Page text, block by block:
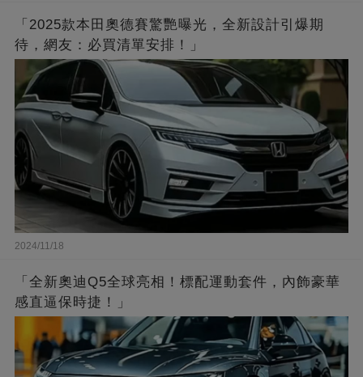
「2025款本田奧德賽驚艷曝光，全新設計引爆期
待，網友：必買清單安排！」
2024/11/18
「全新奧迪Q5全球亮相！標配運動套件，內飾豪華
感直逼保時捷！」